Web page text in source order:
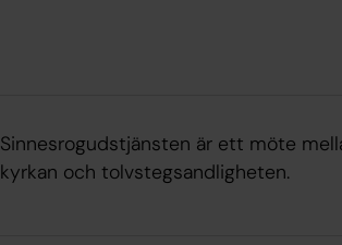
Sinnesrogudstjänsten är ett möte
kyrkan och tolvstegsandligheten.